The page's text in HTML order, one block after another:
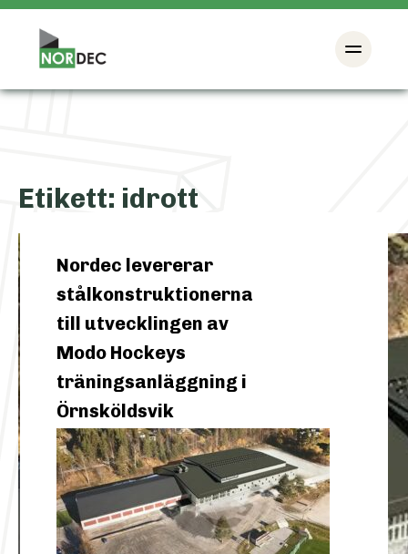
Etikett: idrott
Nordec levererar
stålkonstruktionerna
till utvecklingen av
Modo Hockeys
träningsanläggning i
Örnsköldsvik